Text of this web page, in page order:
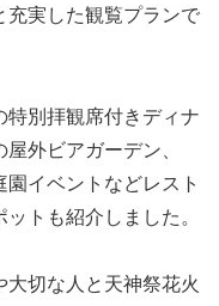
充実した観覧プランで
特別拝観席付きディナ
外ビアガーデン、
イベントなどレスト
トも紹介しました。
切な人と天神祭花火